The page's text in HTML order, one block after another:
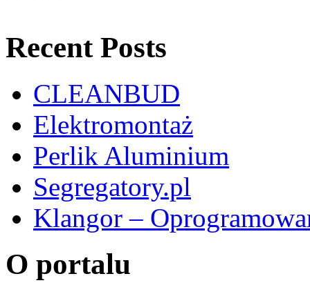
Recent Posts
CLEANBUD
Elektromontaż
Perlik Aluminium
Segregatory.pl
Klangor –
O portalu